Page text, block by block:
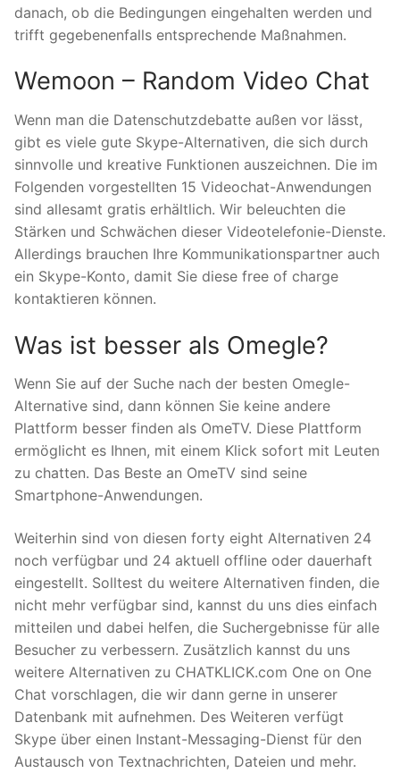
danach, ob die Bedingungen eingehalten werden und
trifft gegebenenfalls entsprechende Maßnahmen.
Wemoon – Random Video Chat
Wenn man die Datenschutzdebatte außen vor lässt,
gibt es viele gute Skype-Alternativen, die sich durch
sinnvolle und kreative Funktionen auszeichnen. Die im
Folgenden vorgestellten 15 Videochat-Anwendungen
sind allesamt gratis erhältlich. Wir beleuchten die
Stärken und Schwächen dieser Videotelefonie-Dienste.
Allerdings brauchen Ihre Kommunikationspartner auch
ein Skype-Konto, damit Sie diese free of charge
kontaktieren können.
Was ist besser als Omegle?
Wenn Sie auf der Suche nach der besten Omegle-
Alternative sind, dann können Sie keine andere
Plattform besser finden als OmeTV. Diese Plattform
ermöglicht es Ihnen, mit einem Klick sofort mit Leuten
zu chatten. Das Beste an OmeTV sind seine
Smartphone-Anwendungen.
Weiterhin sind von diesen forty eight Alternativen 24
noch verfügbar und 24 aktuell offline oder dauerhaft
eingestellt. Solltest du weitere Alternativen finden, die
nicht mehr verfügbar sind, kannst du uns dies einfach
mitteilen und dabei helfen, die Suchergebnisse für alle
Besucher zu verbessern. Zusätzlich kannst du uns
weitere Alternativen zu CHATKLICK.com One on One
Chat vorschlagen, die wir dann gerne in unserer
Datenbank mit aufnehmen. Des Weiteren verfügt
Skype über einen Instant-Messaging-Dienst für den
Austausch von Textnachrichten, Dateien und mehr.